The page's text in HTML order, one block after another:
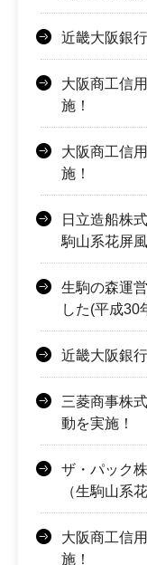
近畿大阪銀
大阪商工信
施！
大阪商工信
施！
日立造船株
駒山系花屏
生駒の森運
した(平成30
近畿大阪銀
三菱商事株
動を実施！
ザ・パック
（生駒山系
大阪商工信
施！